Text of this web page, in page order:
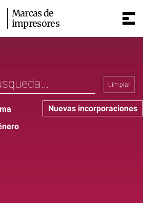
Marcas de
impresores
Limpiar
Nuevas incorporaciones